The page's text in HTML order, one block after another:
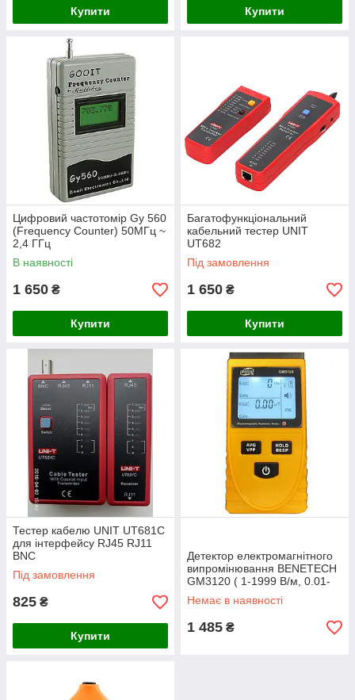
Купити Купити
Цифровий частотомір Gy 560
(Frequency Сounter) 50МГц ~
2,4 ГГц
В наявності
1 650 ₴
Купити
Багатофункціональний
кабельний тестер UNIT
UT682
Під замовлення
1 650 ₴
Купити
Тестер кабелю UNIT UT681C
для інтерфейсу RJ45 RJ11
BNC
Під замовлення
825 ₴
Купити
Детектор електромагнітного
випромінювання BENETECH
GM3120 ( 1-1999 В/м, 0.01-
19.99 t )
Немає в наявності
1 485 ₴